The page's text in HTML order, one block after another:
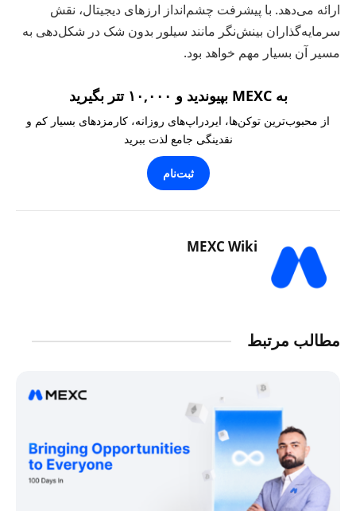
ارائه می‌دهد. با پیشرفت چشم‌انداز ارزهای دیجیتال، نقش
سرمایه‌گذاران بینش‌نگر مانند سیلور بدون شک در شکل‌دهی به
مسیر آن بسیار مهم خواهد بود.
به MEXC بپیوندید و ۱۰,۰۰۰ تتر بگیرید
از محبوب‌ترین توکن‌ها، ایردراپ‌های روزانه، کارمزدهای بسیار کم و
نقدینگی جامع لذت ببرید
ثبت‌نام
MEXC Wiki
مطالب مرتبط